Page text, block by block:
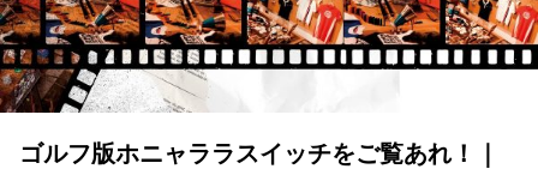
ゴルフ版ホニャララスイッチをご覧あれ！｜